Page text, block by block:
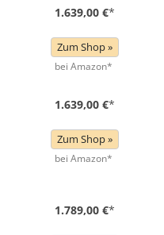
1.639,00 €*
Zum Shop »
bei Amazon*
1.639,00 €*
Zum Shop »
bei Amazon*
1.789,00 €*